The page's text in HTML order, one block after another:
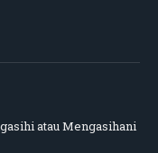
atau Mengasihani